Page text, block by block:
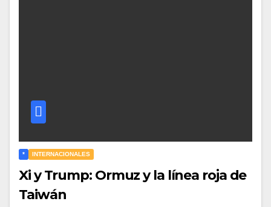
* INTERNACIONALES
Xi y Trump: Ormuz y la línea roja de
Taiwán